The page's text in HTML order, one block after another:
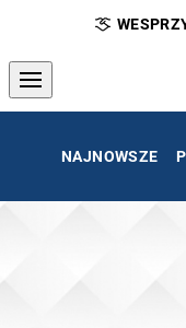
NAJNOWSZE